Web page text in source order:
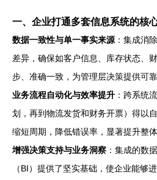
一、企业打通多套信息系统的核
数据一致性与单一事实来源 ：集成消
差异，确保如客户信息、库存状态、
步、准确一致，为管理层决策提供可靠
业务流程自动化与效率提升 ：跨系统
划，再到物流发货和财务开票）得以
缩短周期，降低错误率，显著提升整体
增强决策支持与业务洞察 ：集成的数
（BI）提供了坚实基础，使企业能够